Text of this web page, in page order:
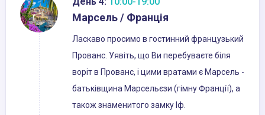
Марсель / Франція
Ласкаво просимо в гостинний французький
Прованс. Уявіть, що Ви перебуваєте біля
воріт в Прованс, і цими вратами є Марсель -
батьківщина Марсельєзи (гімну Франції), а
також знаменитого замку Іф.